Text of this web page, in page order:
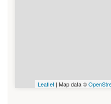
Leaflet | Map data ©